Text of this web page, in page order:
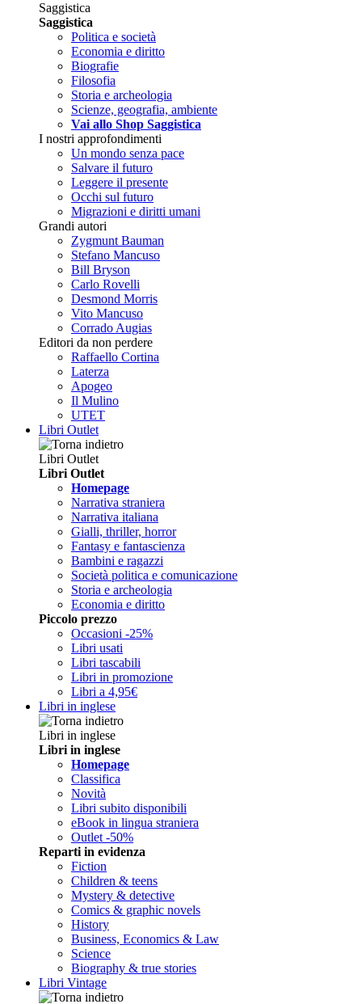
Saggistica
Saggistica
Politica e società
Economia e diritto
Biografie
Filosofia
Storia e archeologia
Scienze, geografia, ambiente
Vai allo Shop Saggistica
I nostri approfondimenti
Un mondo senza pace
Salvare il futuro
Leggere il presente
Occhi sul futuro
Migrazioni e diritti umani
Grandi autori
Zygmunt Bauman
Stefano Mancuso
Bill Bryson
Carlo Rovelli
Desmond Morris
Vito Mancuso
Corrado Augias
Editori da non perdere
Raffaello Cortina
Laterza
Apogeo
Il Mulino
UTET
Libri Outlet
Libri Outlet
Libri Outlet
Homepage
Narrativa straniera
Narrativa italiana
Gialli, thriller, horror
Fantasy e fantascienza
Bambini e ragazzi
Società politica e comunicazione
Storia e archeologia
Economia e diritto
Piccolo prezzo
Occasioni -25%
Libri usati
Libri tascabili
Libri in promozione
Libri a 4,95€
Libri in inglese
Libri in inglese
Libri in inglese
Homepage
Classifica
Novità
Libri subito disponibili
eBook in lingua straniera
Outlet -50%
Reparti in evidenza
Fiction
Children & teens
Mystery & detective
Comics & graphic novels
History
Business, Economics & Law
Science
Biography & true stories
Libri Vintage